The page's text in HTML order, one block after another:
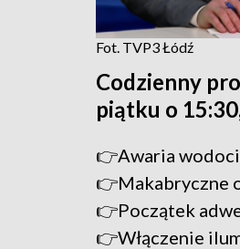
Fot. TVP3 Łódź
Codzienny
piątku o
👉Awaria
👉Makabryczne
👉Początek
👉Włączenie